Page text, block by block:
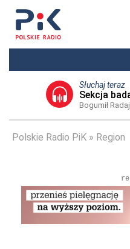
Słuchaj teraz
Sekcja
Bogumił
Polskie Radio PiK Region